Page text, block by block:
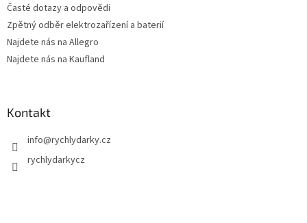
Časté dotazy a odpovědi
Zpětný odběr elektrozařízení a baterií
Najdete nás na Allegro
Najdete nás na Kaufland
Kontakt
info@rychlydarky.cz
rychlydarkycz